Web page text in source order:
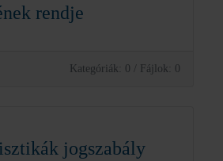
rendje
Kategóriák: 0 / Fájlok: 0
jogszabály